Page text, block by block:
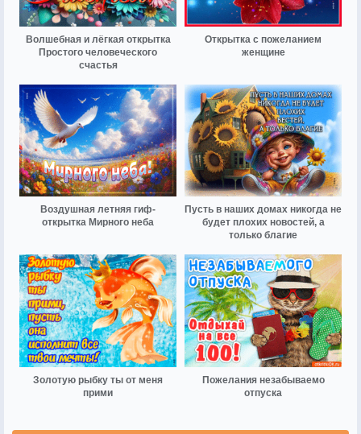
Волшебная и лёгкая открытка
Простого человеческого
счастья
Открытка с пожеланием
женщине
Воздушная летняя гиф-
открытка Мирного неба
Пусть в наших домах никогда не
будет плохих новостей, а
только благие
Золотую рыбку ты от меня
прими
Пожелания незабываемо
отпуска